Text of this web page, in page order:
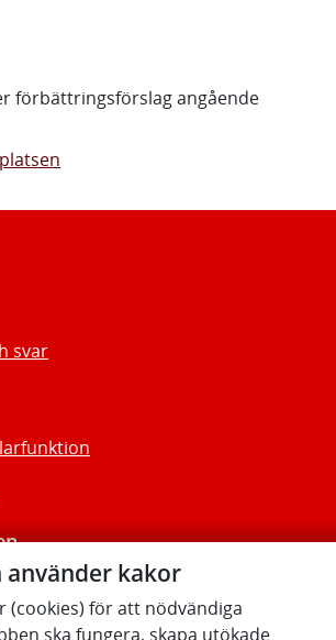
använder kakor
(cookies) för att nödvändiga
ska fungera, skapa utökade
förbättringsförslag angående
svar